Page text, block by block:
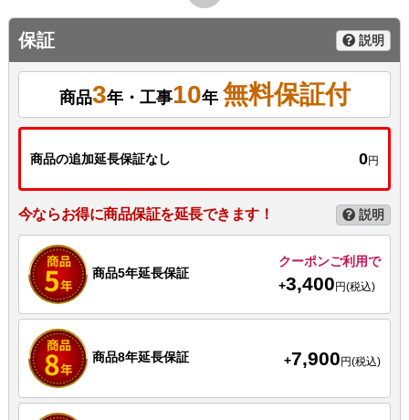
保証 説明
商品3年・工事10年 無料保証付
商品の追加延長保証なし 0円
今ならお得に商品保証を延長できます！ 説明
商品5年延長保証
クーポンご利用で
+3,400円(税込)
商品8年延長保証 +7,900 円(税込)